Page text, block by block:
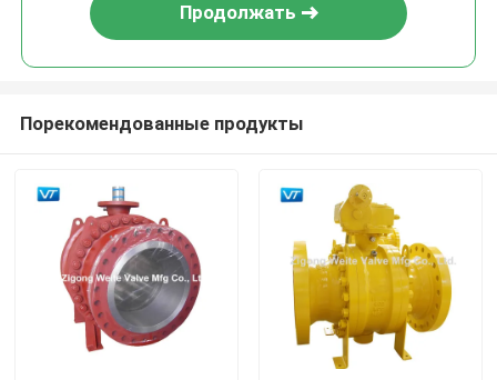
Продолжать
Порекомендованные продукты